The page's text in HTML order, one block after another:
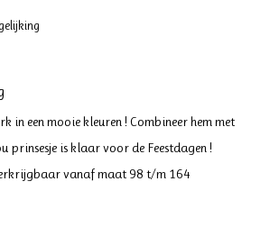
in een mooie kleuren ! Combineer hem met
prinsesje is klaar voor de Feestdagen !
vanaf maat 98 t/m 164